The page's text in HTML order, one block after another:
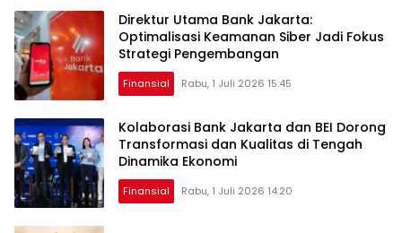
Direktur Utama Bank Jakarta:
Optimalisasi Keamanan Siber Jadi Fokus
Strategi Pengembangan
Finansial Rabu, 1 Juli 2026 15:45
Kolaborasi Bank Jakarta dan BEI Dorong
Transformasi dan Kualitas di Tengah
Dinamika Ekonomi
Finansial Rabu, 1 Juli 2026 14:20